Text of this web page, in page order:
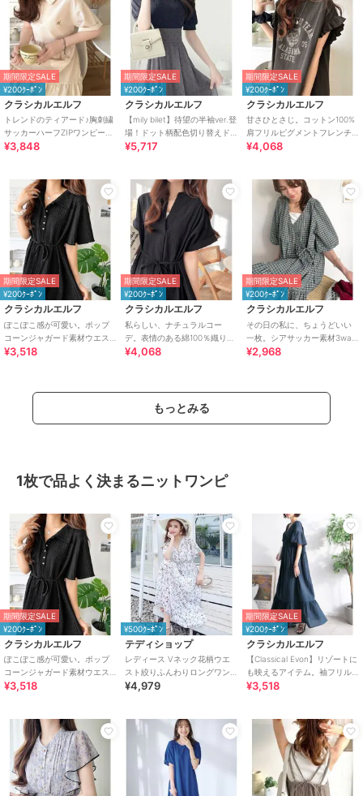
期間限定SALE
¥200ｸｰﾎﾟﾝ
クラシカルエルフ
トレンドのティアード♪胸刺繍
サッカーハーフZIPワンピース
（ロング）
¥3,848
期間限定SALE
¥200ｸｰﾎﾟﾝ
クラシカルエルフ
【mily bilet】待望の半袖ver.登
場！ドット柄配色切り替えド
ッキングワンピース（ロング
¥5,717
期間限定SALE
¥200ｸｰﾎﾟﾝ
クラシカルエルフ
甘さひとさじ。コットン100%
肩フリルピグメントフレンチ
スリーブワンピース（ロング
¥4,068
期間限定SALE
¥200ｸｰﾎﾟﾝ
クラシカルエルフ
ぽこぽこ感が可愛い。ポップ
コーンジャガード素材ウエス
トリボン衿付きロングワンピ
¥3,518
期間限定SALE
¥200ｸｰﾎﾟﾝ
クラシカルエルフ
私らしい、ナチュラルコー
デ。表情のある綿100％織り素
材スキッパーロングワンピー
¥4,068
期間限定SALE
¥200ｸｰﾎﾟﾝ
クラシカルエルフ
その日の私に、ちょうどいい
一枚。シアサッカー素材3way
ティアードカシュクールロン
¥2,968
もっとみる
1枚で品よく決まるニットワンピ
期間限定SALE
¥200ｸｰﾎﾟﾝ
クラシカルエルフ
ぽこぽこ感が可愛い。ポップ
コーンジャガード素材ウエス
トリボン衿付きロングワンピ
¥3,518
¥500ｸｰﾎﾟﾝ
テディショップ
レディース Vネック花柄ウエ
スト絞りふんわりロングワン
ピース
¥4,979
期間限定SALE
¥200ｸｰﾎﾟﾝ
クラシカルエルフ
【Classical Evon】リゾートに
も映えるアイテム。袖フリル
ギャザーワンピース
¥3,518